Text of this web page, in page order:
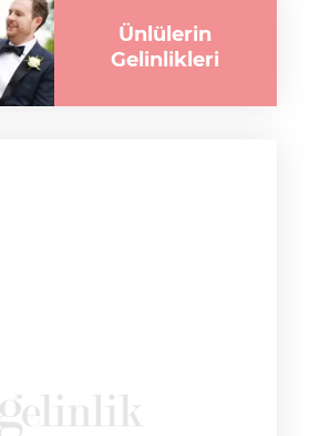
Ünlülerin
Gelinlikleri